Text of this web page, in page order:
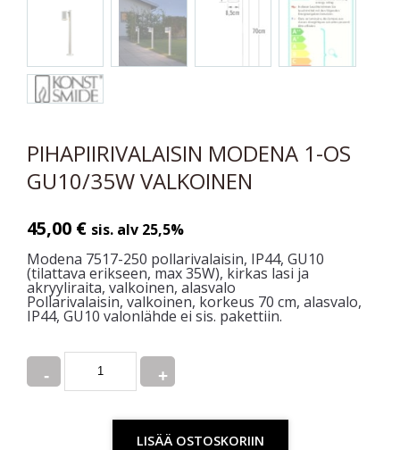
PIHAPIIRIVALAISIN MODENA 1-OS
GU10/35W VALKOINEN
45,00 € sis. alv 25,5%
Modena 7517-250 pollarivalaisin, IP44, GU10
(tilattava erikseen, max 35W), kirkas lasi ja
akryyliraita, valkoinen, alasvalo
Pollarivalaisin, valkoinen, korkeus 70 cm, alasvalo,
IP44, GU10 valonlähde ei sis. pakettiin.
Quantity
LISÄÄ OSTOSKORIIN